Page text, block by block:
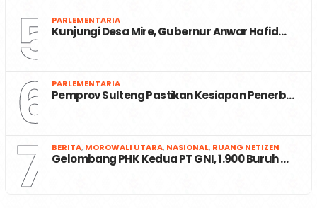
5 PARLEMENTARIA
Kunjungi Desa Mire, Gubernur Anwar Hafid…
6 PARLEMENTARIA
Pemprov Sulteng Pastikan Kesiapan Penerb…
7 BERITA, MOROWALI UTARA, NASIONAL, RUANG NETIZEN
Gelombang PHK Kedua PT GNI, 1.900 Buruh …